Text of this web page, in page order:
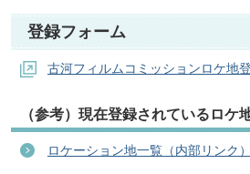
登録フォーム
古河フィルムコミッションロケ地
（参考）現在登録されているロケ
ロケーション地一覧（内部リンク）